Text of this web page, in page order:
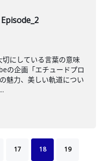
にしている言葉の意味
の企画「エチュードプロ
魅力、美しい軌道につい
17 18 19